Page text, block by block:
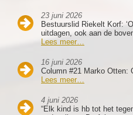
23 juni 2026
Bestuurslid Riekelt Korf:
uitdagen, ook aan de
Lees meer…
16 juni 2026
Column #21 Marko Otten:
Lees meer…
4 juni 2026
“Elk kind is hb tot het